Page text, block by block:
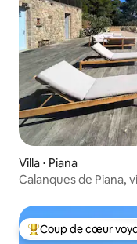
Villa ⋅ Piana
Calanques de Piana,
Coups de cœur
Coup de cœur